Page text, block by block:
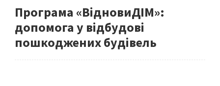
Програма «ВідновиДІМ»:
допомога у відбудові
пошкоджених будівель